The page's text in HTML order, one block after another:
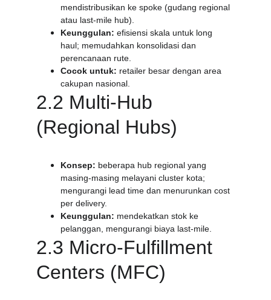
mendistribusikan ke spoke (gudang regional
atau last-mile hub).
Keunggulan: efisiensi skala untuk long
haul; memudahkan konsolidasi dan
perencanaan rute.
Cocok untuk: retailer besar dengan area
cakupan nasional.
2.2 Multi-Hub
(Regional Hubs)
Konsep: beberapa hub regional yang
masing-masing melayani cluster kota;
mengurangi lead time dan menurunkan cost
per delivery.
Keunggulan: mendekatkan stok ke
pelanggan, mengurangi biaya last-mile.
2.3 Micro-Fulfillment
Centers (MFC)